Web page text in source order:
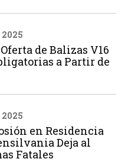
2025
de Balizas V16
a Partir de
2025
en Residencia
Deja al
Fatales